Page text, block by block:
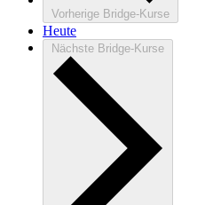
Vorherige Bridge-Kurse
Heute
Nächste Bridge-Kurse